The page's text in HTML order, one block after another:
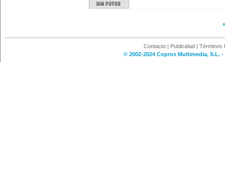
Contacto | Publicidad | Términos
© 2002-2024 Copros Multimedia, S.L.